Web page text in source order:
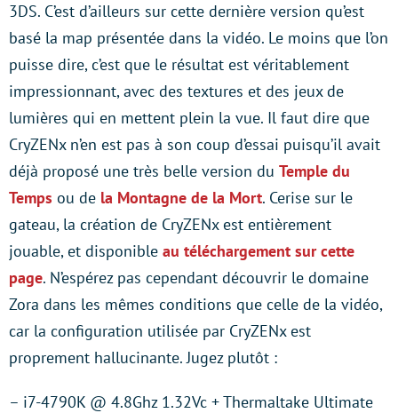
3DS. C’est d’ailleurs sur cette dernière version qu’est
basé la map présentée dans la vidéo. Le moins que l’on
puisse dire, c’est que le résultat est véritablement
impressionnant, avec des textures et des jeux de
lumières qui en mettent plein la vue. Il faut dire que
CryZENx n’en est pas à son coup d’essai puisqu’il avait
déjà proposé une très belle version du Temple du
Temps ou de la Montagne de la Mort. Cerise sur le
gateau, la création de CryZENx est entièrement
jouable, et disponible au téléchargement sur cette
page. N’espérez pas cependant découvrir le domaine
Zora dans les mêmes conditions que celle de la vidéo,
car la configuration utilisée par CryZENx est
proprement hallucinante. Jugez plutôt :
– i7-4790K @ 4.8Ghz 1.32Vc + Thermaltake Ultimate